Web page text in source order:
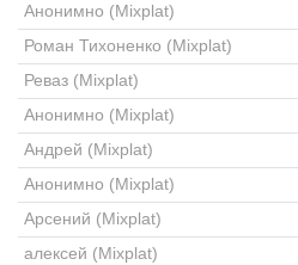
Анонимно (Mixplat)
Роман Тихоненко (Mixplat)
Реваз (Mixplat)
Анонимно (Mixplat)
Андрей (Mixplat)
Анонимно (Mixplat)
Арсений (Mixplat)
алексей (Mixplat)